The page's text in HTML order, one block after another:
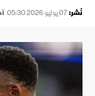
نُشر:07 يوليو 2026 05:30